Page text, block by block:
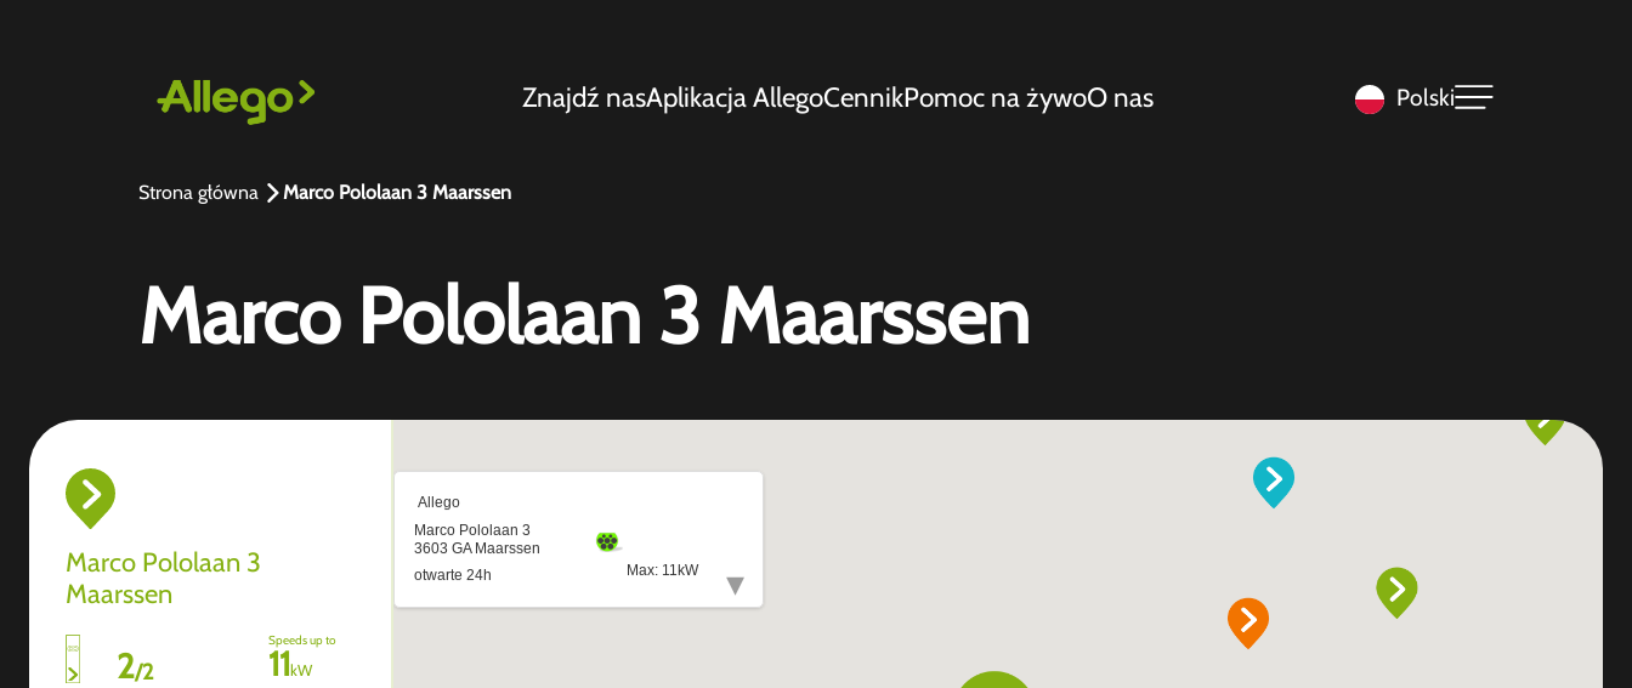
Znajdź nasAplikacja AllegoCennikPomoc na żywoO nas Polski
Strona główna Marco Pololaan 3 Maarssen
Marco Pololaan 3 Maarssen
Marco Pololaan 3
Maarssen
2/2
Speeds up to
11kW